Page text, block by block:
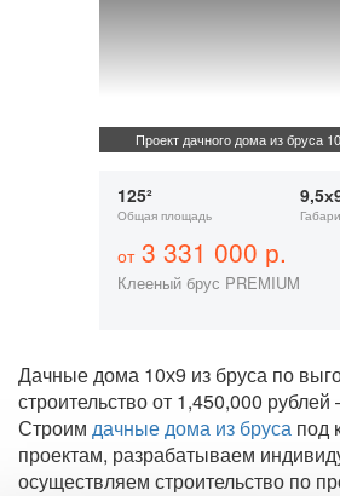
Проект дачного дома из бруса
125²
Общая площадь
от3 331 000 р.
Клееный брус PREMIUM
Дачные дома 10х9 из бруса по
строительство от 1,450,000
Строим дачные дома из бруса под
проектам, разрабатываем
осуществляем строительство по